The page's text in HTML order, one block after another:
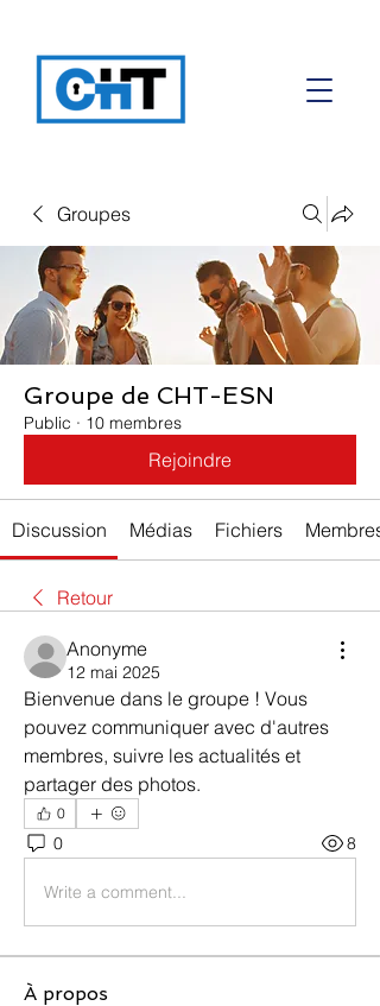
Groupes
Groupe de CHT-ESN
Public · 10 membres
Rejoindre
Discussion Médias Fichiers Membres
Retour
Anonyme
12 mai 2025
Bienvenue dans le groupe ! Vous
pouvez communiquer avec d'autres
membres, suivre les actualités et
partager des photos.
0
0 8
Write a comment...
À propos